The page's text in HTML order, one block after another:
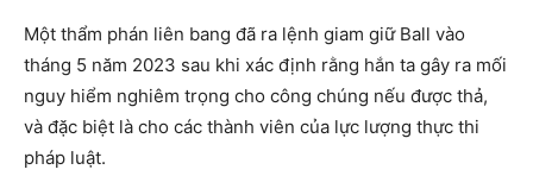
Một thẩm phán liên bang đã ra lệnh giam giữ Ball vào
tháng 5 năm 2023 sau khi xác định rằng hắn ta gây ra mối
nguy hiểm nghiêm trọng cho công chúng nếu được thả,
và đặc biệt là cho các thành viên của lực lượng thực thi
pháp luật.